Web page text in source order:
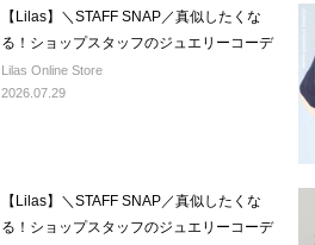
【Lilas】＼STAFF SNAP／真似したくな
る！ショップスタッフのジュエリーコーデ
Lilas Online Store
2026.07.29
【Lilas】＼STAFF SNAP／真似したくな
る！ショップスタッフのジュエリーコーデ